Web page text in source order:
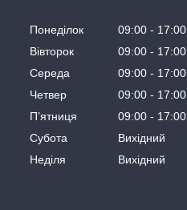
Понеділок 09:00
17:00
Вівторок
09:00
17:00
Середа
09:00
17:00
Четвер
09:00
17:00
Пʼятниця
09:00
17:00
Субота
Вихідний
Неділя
Вихідний